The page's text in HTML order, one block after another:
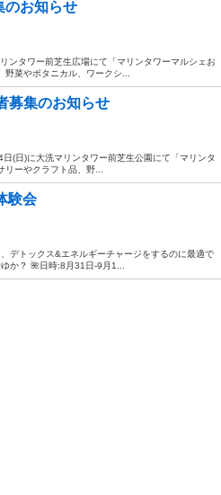
のお知らせ
ンタワー前芝生広場にて「マリンタワーマルシェお
菜やボタニカル、ワークシ...
募集のお知らせ
(日)に大洗マリンタワー前芝生公園にて「マリンタ
ーやクラフト品、野...
験会
デトックス&エネルギーチャージをするのに最適で
か？ 🌺日時:8月31日-9月1...